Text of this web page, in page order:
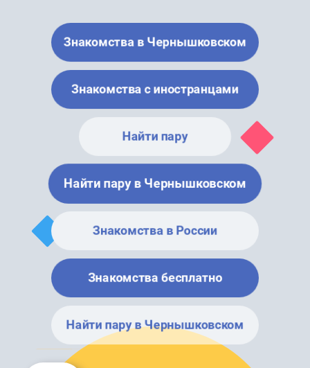
Знакомства в Чернышковском
Знакомства с иностранцами
Найти пару
Найти пару в Чернышковском
Знакомства в России
Знакомства бесплатно
Найти пару в Чернышковском